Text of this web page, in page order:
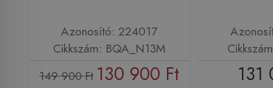
Azonosító: 224017
Cikkszám: BQA_N13M
149 900 Ft 130 900 Ft 131